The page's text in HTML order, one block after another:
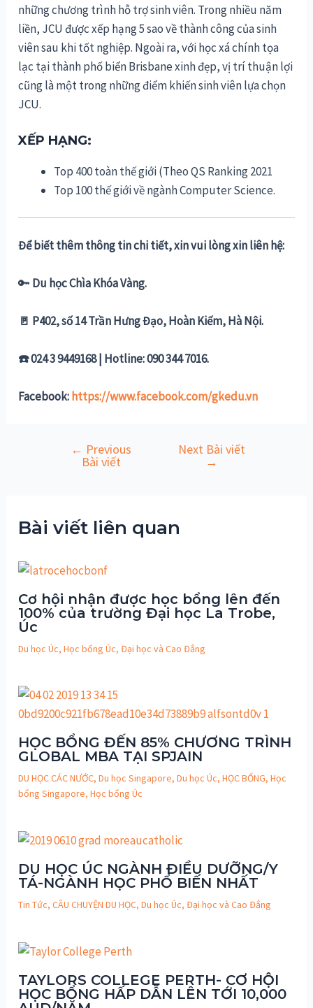
những chương trình hỗ trợ sinh viên. Trong nhiều năm
liền, JCU được xếp hạng 5 sao về thành công của sinh
viên sau khi tốt nghiệp. Ngoài ra, với học xá chính tọa
lạc tại thành phố biển Brisbane xinh đẹp, vị trí thuận lợi
cũng là một trong những điểm khiến sinh viên lựa chọn
JCU.
XẾP HẠNG:
Top 400 toàn thế giới (Theo QS Ranking 2021
Top 100 thế giới về ngành Computer Science.
Để biết thêm thông tin chi tiết, xin vui lòng xin liên hệ:
🔑 Du học Chìa Khóa Vàng.
🚪 P402, số 14 Trần Hưng Đạo, Hoàn Kiếm, Hà Nội.
☎️ 024 3 9449168 | Hotline: 090 344 7016.
Facebook: https://www.facebook.com/gkedu.vn
← Previous
Bài viết
Next Bài viết
→
Bài viết liên quan
Cơ hội nhận được học bổng lên đến
100% của trường Đại học La Trobe,
Úc
Du học Úc,Học bổng Úc,Đại học và Cao Đẳng
HỌC BỔNG ĐẾN 85% CHƯƠNG TRÌNH
GLOBAL MBA TẠI SPJAIN
DU HỌC CÁC NƯỚC,Du học Singapore,Du học Úc,HỌC BỔNG,Học
bổng Singapore,Học bổng Úc
DU HỌC ÚC NGÀNH ĐIỀU DƯỠNG/Y
TÁ-NGÀNH HỌC PHỔ BIẾN NHẤT
Tin Tức,CÂU CHUYỆN DU HỌC,Du học Úc,Đại học và Cao Đẳng
TAYLORS COLLEGE PERTH- CƠ HỘI
HỌC BỔNG HẤP DẪN LÊN TỚI 10,000